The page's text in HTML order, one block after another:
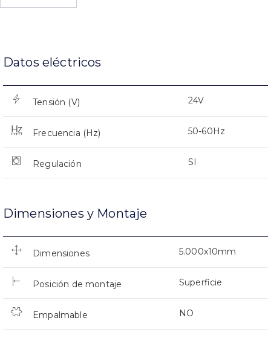
Datos eléctricos
Tensión (V) 24V
Frecuencia (Hz) 50-60Hz
Regulación SI
Dimensiones y Montaje
Dimensiones 5.000x10mm
Posición de montaje Superficie
Empalmable NO